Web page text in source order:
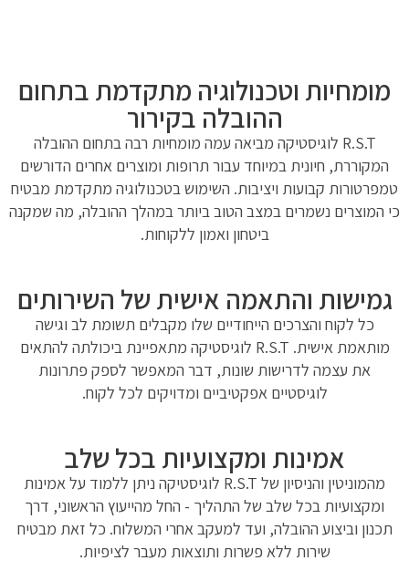
מומחיות וטכנולוגיה מתקדמת בתחום
ההובלה בקירור
R.S.T לוגיסטיקה מביאה עמה מומחיות רבה בתחום ההובלה
המקוררת, חיונית במיוחד עבור תרופות ומוצרים אחרים הדורשים
טמפרטורות קבועות ויציבות. השימוש בטכנולוגיה מתקדמת מבטיח
כי המוצרים נשמרים במצב הטוב ביותר במהלך ההובלה, מה שמקנה
ביטחון ואמון ללקוחות.
גמישות והתאמה אישית של השירותים
כל לקוח והצרכים הייחודיים שלו מקבלים תשומת לב וגישה
מותאמת אישית. R.S.T לוגיסטיקה מתאפיינת ביכולתה להתאים
את עצמה לדרישות שונות, דבר המאפשר לספק פתרונות
לוגיסטיים אפקטיביים ומדויקים לכל לקוח.
אמינות ומקצועיות בכל שלב
מהמוניטין והניסיון של R.S.T לוגיסטיקה ניתן ללמוד על אמינות
ומקצועיות בכל שלב של התהליך - החל מהייעוץ הראשוני, דרך
תכנון וביצוע ההובלה, ועד למעקב אחרי המשלוח. כל זאת מבטיח
שירות ללא פשרות ותוצאות מעבר לציפיות.